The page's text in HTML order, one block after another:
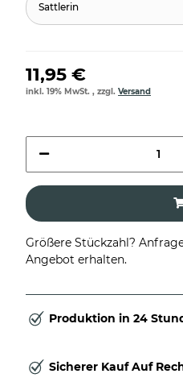
Sattlerin
11,95 €
inkl. 19% MwSt. , zzgl. Versand
Größere Stückzahl?
Angebot erhalten.
Produktion in 24
Sicherer Kauf Auf